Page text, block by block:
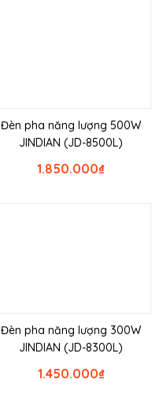
Đèn pha năng lượng 500W
JINDIAN (JD-8500L)
₫
1.850.000
Đèn pha năng lượng 300W
JINDIAN (JD-8300L)
₫
1.450.000